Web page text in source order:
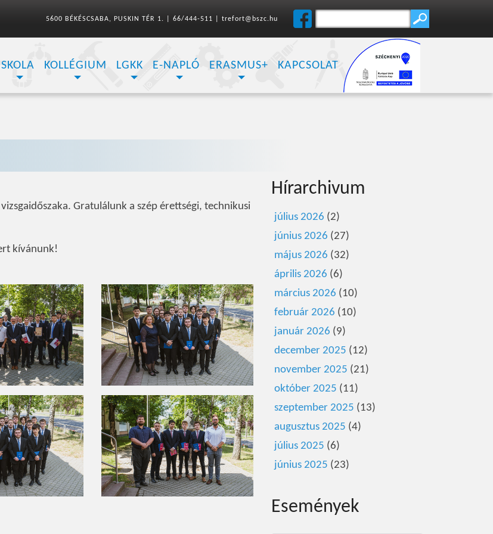
5600 BÉKÉSCSABA, PUSKIN TÉR 1. 66/444-511 trefort@bszc.hu
ISKOLA KOLLÉGIUM LGKK E-NAPLÓ ERASMUS+ KAPCSOLAT
Gratulálunk a szép érettségi, technikusi
kívánunk!
Hírarchivum
július 2026 (2)
június 2026 (27)
május 2026 (32)
április 2026 (6)
március 2026 (10)
február 2026 (10)
január 2026 (9)
december 2025 (12)
november 2025 (21)
október 2025 (11)
szeptember 2025 (13)
augusztus 2025 (4)
július 2025 (6)
június 2025 (23)
Események